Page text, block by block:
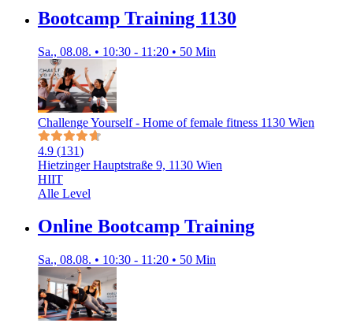
Bootcamp Training 1130
Sa., 08.08. • 10:30 - 11:20 • 50 Min
Challenge Yourself - Home of female fitness 1130 Wien
4.9 (131)
Hietzinger Hauptstraße 9, 1130 Wien
HIIT
Alle Level
Online Bootcamp Training
Sa., 08.08. • 10:30 - 11:20 • 50 Min